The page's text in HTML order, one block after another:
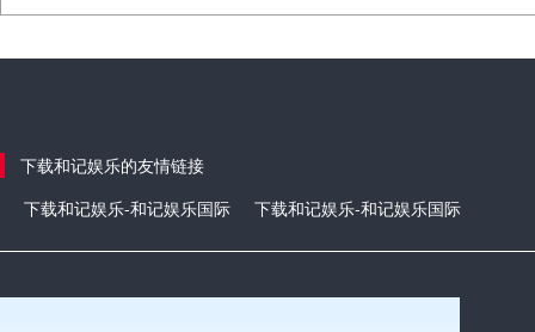
下载和记娱乐的友情链接
下载和记娱乐-和记娱乐国际
下载和记娱乐-和记娱乐国际